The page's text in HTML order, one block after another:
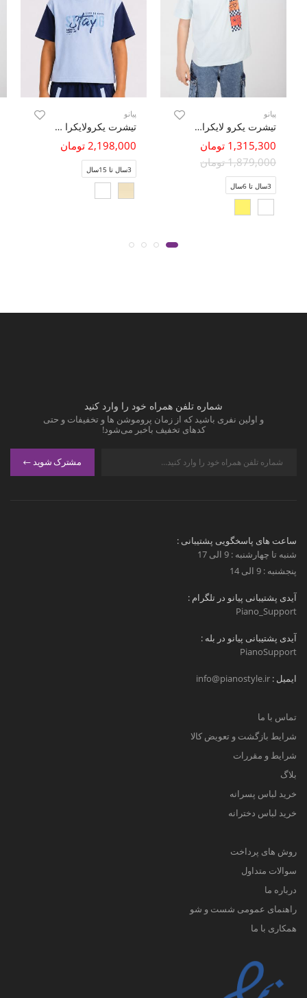
پیانو
تیشرت یکرو لایکرا سرشانه برگشته
1,315,300 تومان
1,879,000 تومان
3سال تا 6سال
پیانو
تیشرت یکرولایکرا آستین نارنگ (ست با کد 11479)
2,198,000 تومان
3سال تا 15سال
شماره تلفن همراه خود را وارد کنید
و اولین نفری باشید که از زمان پروموشن ها و تخفیفات و حتی
کدهای تخفیف باخبر می‌شود!
مشترک شوید
ساعت های پاسخگویی پشتیبانی :
شنبه تا چهارشنبه : 9 الی 17
پنجشنبه : 9 الی 14
آیدی پشتیبانی پیانو در تلگرام :
Piano_Support
آیدی پشتیبانی پیانو در بله :
PianoSupport
ایمیل : info@pianostyle.ir
تماس با ما
شرایط بازگشت و تعویض کالا
شرایط و مقررات
بلاگ
خرید لباس پسرانه
خرید لباس دخترانه
روش های پرداخت
سوالات متداول
درباره ما
راهنمای عمومی شست و شو
همکاری با ما